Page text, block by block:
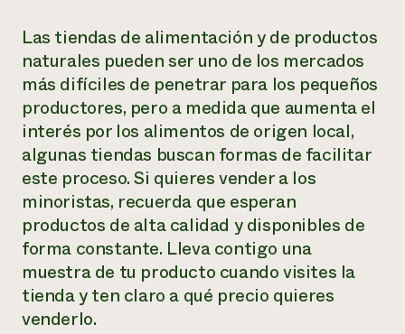
Las tiendas de alimentación y de productos
naturales pueden ser uno de los mercados
más difíciles de penetrar para los pequeños
productores, pero a medida que aumenta el
interés por los alimentos de origen local,
algunas tiendas buscan formas de facilitar
este proceso. Si quieres vender a los
minoristas, recuerda que esperan
productos de alta calidad y disponibles de
forma constante. Lleva contigo una
muestra de tu producto cuando visites la
tienda y ten claro a qué precio quieres
venderlo.